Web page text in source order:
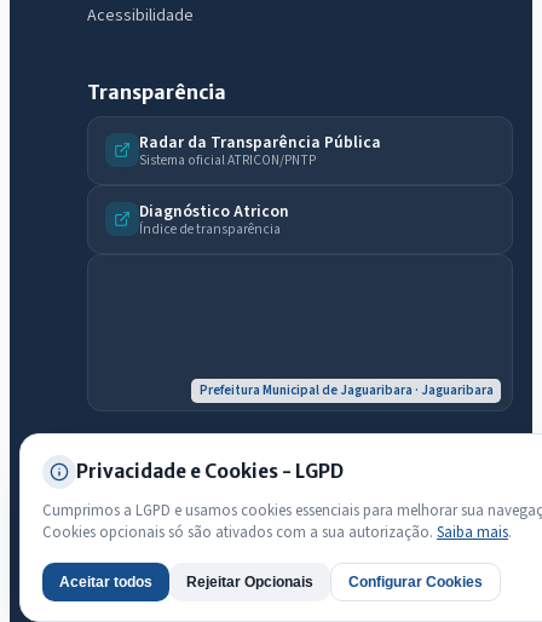
Acessibilidade
Transparência
Radar da Transparência Pública
Sistema oficial ATRICON/PNTP
Diagnóstico Atricon
Índice de transparência
Prefeitura Municipal de Jaguaribara · Jaguaribara
© 2026 Prefeitura Municipal de Jaguaribara · CNPJ 07.442.981/0001-
76 — Todos os direitos reservados
Privacidade e Cookies - LGPD
Cumprimos a LGPD e usamos cookies essenciais para melhorar sua
Cookies opcionais só são ativados com a sua autorização. Saiba mais.
Aceitar todos Rejeitar Opcionais Configurar Cookies
licitações, estrutura ou transparência do município.
Licitações abertas